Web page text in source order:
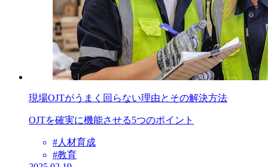
現場OJTがうまく回らない理由とその解決方法
OJTを確実に機能させる5つのポイント
#人材育成
#教育